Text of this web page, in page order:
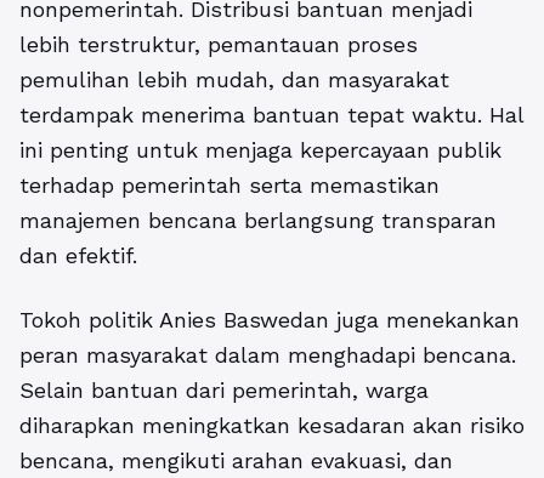
nonpemerintah. Distribusi bantuan menjadi
lebih terstruktur, pemantauan proses
pemulihan lebih mudah, dan masyarakat
terdampak menerima bantuan tepat waktu. Hal
ini penting untuk menjaga kepercayaan publik
terhadap pemerintah serta memastikan
manajemen bencana berlangsung transparan
dan efektif.
Tokoh politik Anies Baswedan juga menekankan
peran masyarakat dalam menghadapi bencana.
Selain bantuan dari pemerintah, warga
diharapkan meningkatkan kesadaran akan risiko
bencana, mengikuti arahan evakuasi, dan